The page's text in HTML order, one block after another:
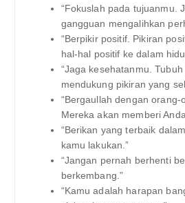
“Fokuslah pada tujuanmu.
gangguan mengalihkan
“Berpikir positif. Pikiran
hal-hal positif ke dalam
“Jaga kesehatanmu.
mendukung pikiran yang
“Bergaullah dengan orang-
Mereka akan memberi
“Berikan yang terbaik
kamu lakukan.”
“Jangan pernah berhenti
berkembang.”
“Kamu adalah harapan